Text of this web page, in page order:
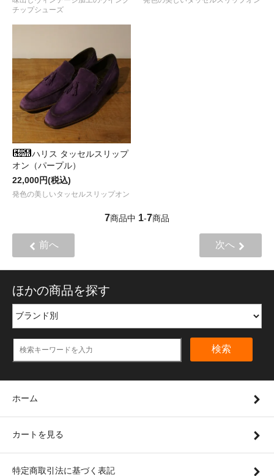
チップシューズ
ハリス タッセルスリップ
オン（パープル）
22,000円(税込)
発色の美しいタッセルスリップオン
7商品中 1-7商品
前へ 次へ
ほかの商品を探す
検索
ホーム
カートを見る
特定商取引法に基づく表記